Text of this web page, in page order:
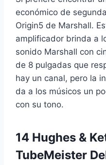
económico de
Origin5 de Marshall.
amplificador brinda a
sonido Marshall con
de 8 pulgadas que
hay un canal, pero la
da a los músicos un
con su tono.
14 Hughes &
TubeMeister